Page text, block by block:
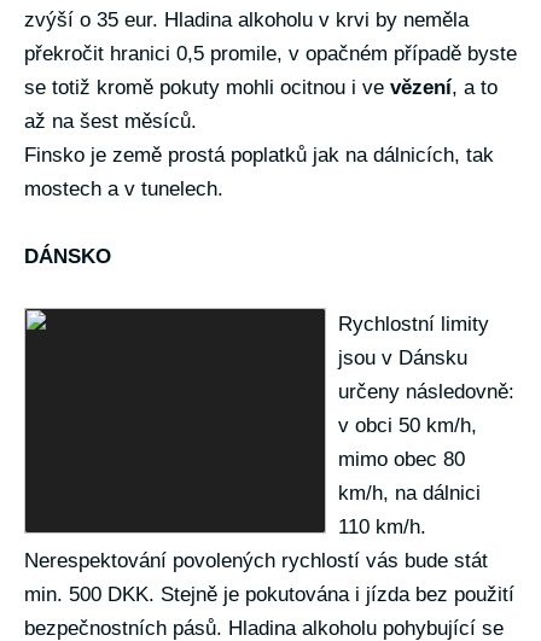
zvýší o 35 eur. Hladina alkoholu v krvi by neměla
překročit hranici 0,5 promile, v opačném případě byste
se totiž kromě pokuty mohli ocitnou i ve vězení, a to
až na šest měsíců.
Finsko je země prostá poplatků jak na dálnicích, tak
mostech a v tunelech.
DÁNSKO
Rychlostní limity
jsou v Dánsku
určeny následovně:
v obci 50 km/h,
mimo obec 80
km/h, na dálnici
110 km/h.
Nerespektování povolených rychlostí vás bude stát
min. 500 DKK. Stejně je pokutována i jízda bez použití
bezpečnostních pásů. Hladina alkoholu pohybující se